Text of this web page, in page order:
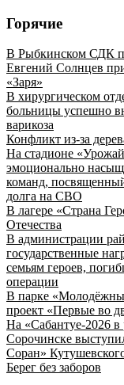
Горячие
В Рыбкинском СДК
Евгений Солнцев
«Заря»
В хирургическом
больницы успешно
варикоза
Конфликт из-за
На стадионе
эмоционально
команд,
долга на СВО
В лагере «Страна
Отечества
В администрации
государственные
семьям героев,
операции
В парке
проект «Первые во
На «Сабантуе-2026 в
Сорочинске
Соран»
Берег без заборов